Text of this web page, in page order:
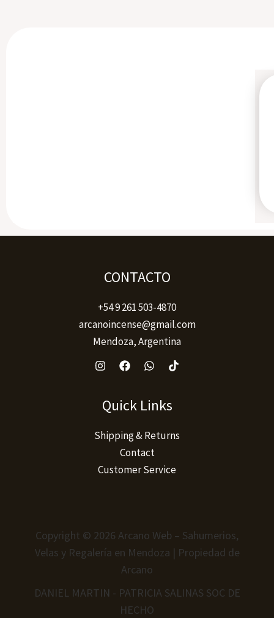
CONTACTO
+54 9 261 503-4870
arcanoincense@gmail.com
Mendoza, Argentina
Quick Links
Shipping & Returns
Contact
Customer Service
Copyright © 2026 Arcano Web – Sahumerios,
Velas y Regalería en Mendoza | Propiedad de
Arcano
DANIEL MARTIN - PATRICIA SALINAS SOC DE
HECHO